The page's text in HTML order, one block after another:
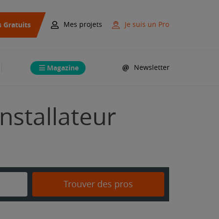
Gratuits Mes projets Je suis un Pro
Magazine Newsletter
Trouver des pros